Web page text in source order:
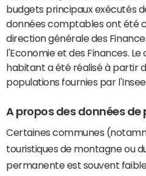
budgets principaux exécutés
données comptables ont été
direction générale des
l'Economie et des Finances.
habitant a été réalisé à partir
populations fournies par l'Insee.
A propos des données de
Certaines communes
touristiques de montagne ou
permanente est souvent